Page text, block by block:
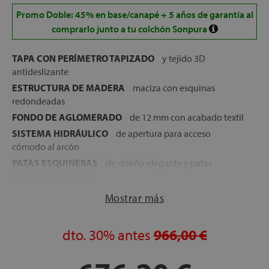
Promo Doble: 45% en base/canapé + 5 años de garantía al
comprarlo junto a tu colchón Sonpura
TAPA CON PERÍMETRO TAPIZADO
y tejido 3D
antideslizante
ESTRUCTURA DE MADERA
maciza con esquinas
redondeadas
FONDO DE AGLOMERADO
de 12 mm con acabado textil
SISTEMA HIDRÁULICO
de apertura para acceso
cómodo al arcón
PATAS ESQUINERAS
de diseño elegante y patas
para un sellado hermético
Nórdico, Nogal, Ártico y Natural
Mostrar más
dto. 30% antes966,00 €